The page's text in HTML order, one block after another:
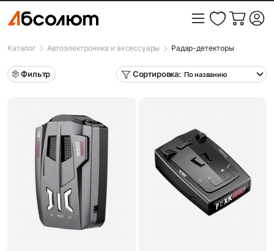
Каталог Автоэлектроника и аксессуары Радар-детекторы
Фильтр Сортировка: